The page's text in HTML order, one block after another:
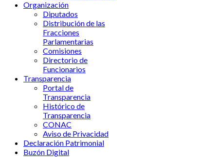
Organización
Diputados
Distribución de las
Fracciones
Parlamentarias
Comisiones
Directorio de
Funcionarios
Transparencia
Portal de
Transparencia
Histórico de
Transparencia
CONAC
Aviso de Privacidad
Declaración Patrimonial
Buzón Digital